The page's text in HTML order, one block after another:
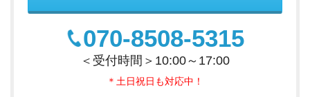
070-8508-5315
＜受付時間＞10:00～17:00
＊土日祝日も対応中！